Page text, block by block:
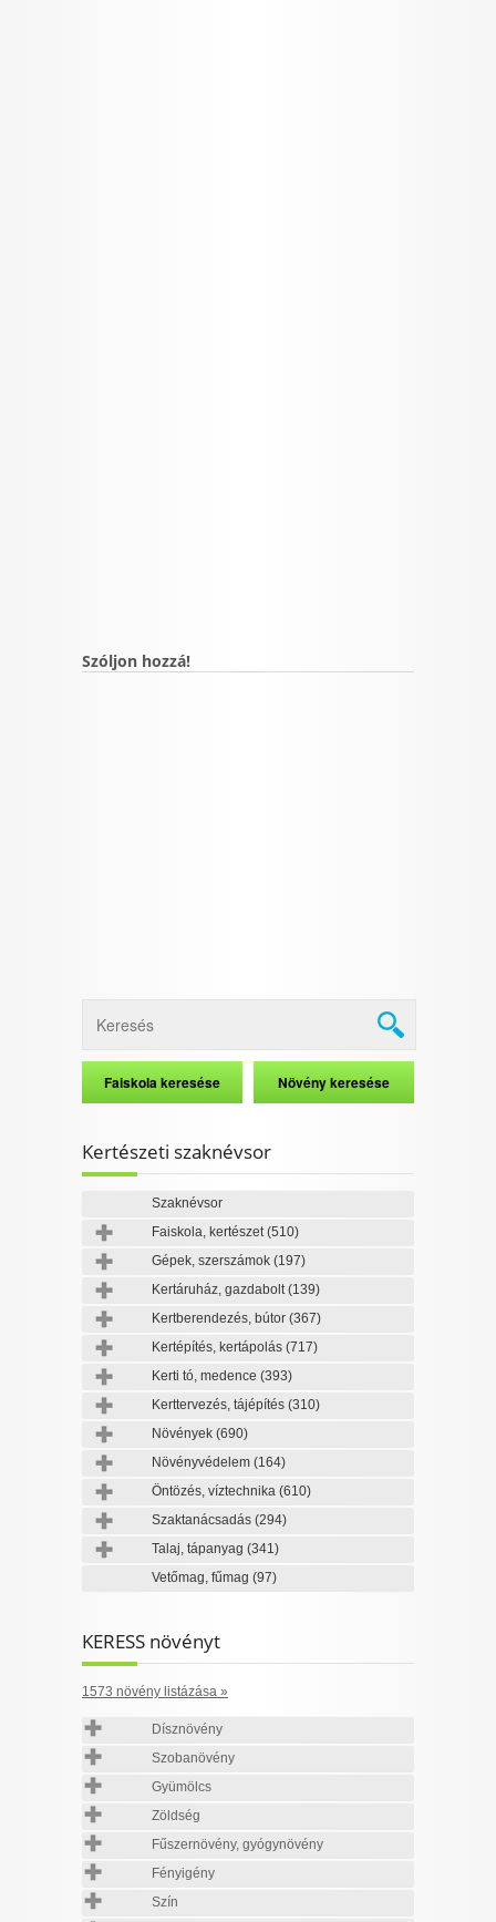
Szóljon hozzá!
Kertészeti szaknévsor
Szaknévsor
Faiskola, kertészet(510)
Gépek, szerszámok (197)
Kertáruház, gazdabolt(139)
Kertberendezés, bútor (367)
Kertépítés, kertápolás (717)
Kerti tó, medence (393)
Kerttervezés, tájépítés (310)
Növények (690)
Növényvédelem (164)
Öntözés, víztechnika (610)
Szaktanácsadás (294)
Talaj, tápanyag (341)
Vetőmag, fűmag (97)
KERESS növényt
1573 növény listázása »
Dísznövény
Szobanövény
Gyümölcs
Zöldség
Fűszernövény, gyógynövény
Fényigény
Szín